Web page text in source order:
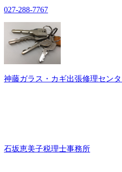
027-288-7767
神藤ガラス・カギ出張修理セン
石坂恵美子税理士事務所